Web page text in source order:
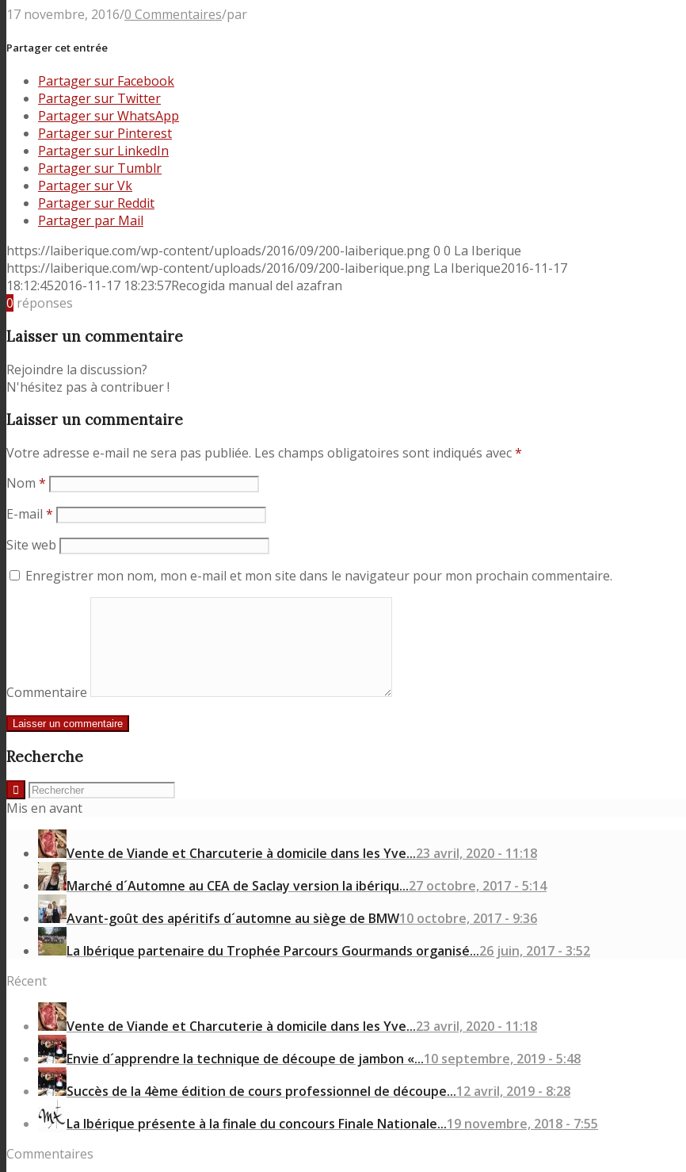
17 novembre, 2016/0 Commentaires/par
Partager cet entrée
Partager sur Facebook
Partager sur Twitter
Partager sur WhatsApp
Partager sur Pinterest
Partager sur LinkedIn
Partager sur Tumblr
Partager sur Vk
Partager sur Reddit
Partager par Mail
https://laiberique.com/wp-content/uploads/2016/09/200-laiberique.png0 0 La Iberique
https://laiberique.com/wp-content/uploads/2016/09/200-laiberique.png La Iberique2016-11-17
18:12:452016-11-17 18:23:57Recogida manual del azafran
0 réponses
Laisser un commentaire
Rejoindre la discussion?
N'hésitez pas à contribuer !
Laisser un commentaire
Votre adresse e-mail ne sera pas publiée. Les champs obligatoires sont indiqués avec*
Nom *
E-mail *
Site web
Enregistrer mon nom, mon e-mail et mon site dans le navigateur pour mon prochain commentaire.
Commentaire
Recherche
Mis en avant
Vente de Viande et Charcuterie à domicile dans les Yve...23 avril, 2020 - 11:18
Marché d´Automne au CEA de Saclay version la ibériqu...27 octobre, 2017 - 5:14
Avant-goût des apéritifs d´automne au siège de BMW10 octobre, 2017 - 9:36
La Ibérique partenaire du Trophée Parcours Gourmands organisé...26 juin, 2017 - 3:52
Récent
Vente de Viande et Charcuterie à domicile dans les Yve...23 avril, 2020 - 11:18
Envie d´apprendre la technique de découpe de jambon «...10 septembre, 2019 - 5:48
Succès de la 4ème édition de cours professionnel de découpe...12 avril, 2019 - 8:28
La Ibérique présente à la finale du concours Finale Nationale...19 novembre, 2018 - 7:55
Commentaires